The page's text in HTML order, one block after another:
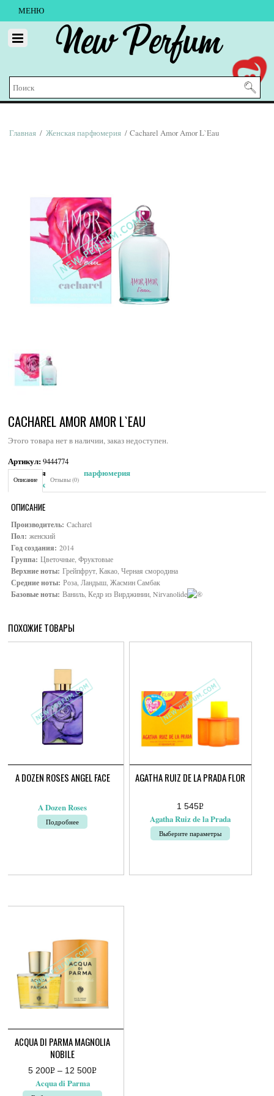
МЕНЮ
New Perfum
Главная / Женская парфюмерия / Cacharel Amor Amor L`Eau
CACHAREL AMOR AMOR L`EAU
Этого товара нет в наличии, заказ недоступен.
Артикул:9444774
Категория:
Женская парфюмерия
Brand:Cacharel
Описание Отзывы (0)
ОПИСАНИЕ
Производитель: Cacharel
Пол: женский
Год создания: 2014
Группа: Цветочные, Фруктовые
Верхние ноты: Грейпфрут, Какао, Черная смородина
Средние ноты: Роза, Ландыш, Жасмин Самбак
Базовые ноты:Ваниль, Кедр из Вирджинии, Nirvanolide
ПОХОЖИЕ ТОВАРЫ
A DOZEN ROSES ANGEL FACE
A Dozen Roses
Подробнее
AGATHA RUIZ DE LA PRADA FLOR
1 545Р
УБ.
Agatha Ruiz de la Prada
Выберите параметры
имеет
ACQUA DI PARMA MAGNOLIA
NOBILE
5 200Р
УБ.
– 12 500Р
ДиапазонAcqua di Parma